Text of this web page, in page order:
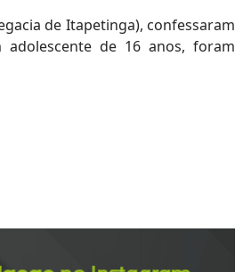
de Itapetinga), confessaram
de 16 anos, foram